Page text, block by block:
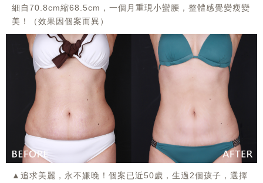
細自70.8cm縮68.5cm，一個月重現小蠻腰，整體感覺變瘦變
美！（效果因個案而異）
▲追求美麗，永不嫌晚！個案已近50歲，生過2個孩子，選擇